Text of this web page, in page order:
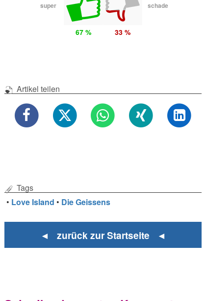
super schade
67 % 33 %
Artikel teilen
Tags
• Love Island • Die Geissens
◄ zurück zur Startseite ◄